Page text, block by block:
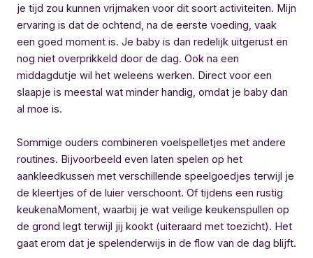
je tijd zou kunnen vrijmaken voor dit soort activiteiten. Mijn
ervaring is dat de ochtend, na de eerste voeding, vaak
een goed moment is. Je baby is dan redelijk uitgerust en
nog niet overprikkeld door de dag. Ook na een
middagdutje wil het weleens werken. Direct voor een
slaapje is meestal wat minder handig, omdat je baby dan
al moe is.
Sommige ouders combineren voelspelletjes met andere
routines. Bijvoorbeeld even laten spelen op het
aankleedkussen met verschillende speelgoedjes terwijl je
de kleertjes of de luier verschoont. Of tijdens een rustig
keukenaMoment, waarbij je wat veilige keukenspullen op
de grond legt terwijl jij kookt (uiteraard met toezicht). Het
gaat erom dat je spelenderwijs in de flow van de dag blijft.